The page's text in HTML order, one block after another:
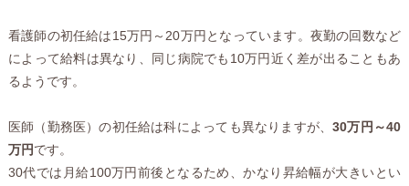
看護師の初任給は15万円～20万円となっています。夜勤の回数など
によって給料は異なり、同じ病院でも10万円近く差が出ることもあ
るようです。
医師（勤務医）の初任給は科によっても異なりますが、30万円～40
万円です。
30代では月給100万円前後となるため、かなり昇給幅が大きいとい